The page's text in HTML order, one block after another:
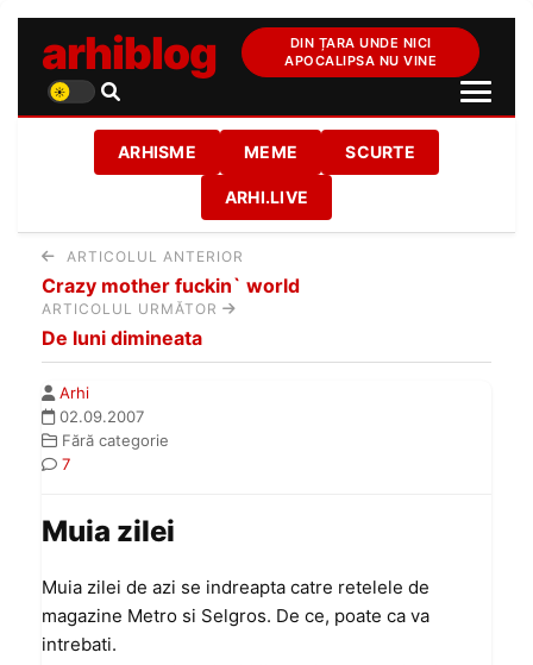
arhiblog
DIN ȚARA UNDE NICI
APOCALIPSA NU VINE
ARHISME MEME SCURTE
ARHI.LIVE
ARTICOLUL ANTERIOR
Crazy mother fuckin` world
ARTICOLUL URMĂTOR
De luni dimineata
Arhi
02.09.2007
Fără categorie
7
Muia zilei
Muia zilei de azi se indreapta catre retelele de
magazine Metro si Selgros. De ce, poate ca va
intrebati.